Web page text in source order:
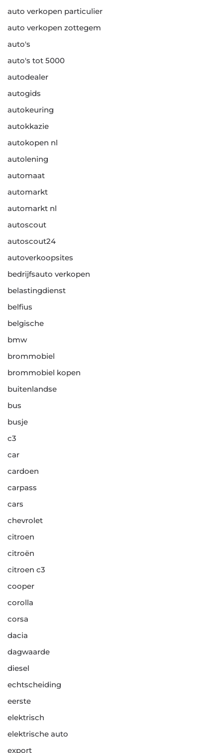
auto verkopen particulier
auto verkopen zottegem
auto's
auto's tot 5000
autodealer
autogids
autokeuring
autokkazie
autokopen nl
autolening
automaat
automarkt
automarkt nl
autoscout
autoscout24
autoverkoopsites
bedrijfsauto verkopen
belastingdienst
belfius
belgische
bmw
brommobiel
brommobiel kopen
buitenlandse
bus
busje
c3
car
cardoen
carpass
cars
chevrolet
citroen
citroën
citroen c3
cooper
corolla
corsa
dacia
dagwaarde
diesel
echtscheiding
eerste
elektrisch
elektrische auto
export